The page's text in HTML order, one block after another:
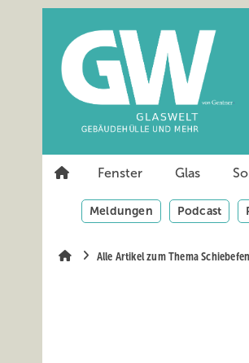
Fenster Glas
Meldungen Podcast
Alle Artikel zum Thema